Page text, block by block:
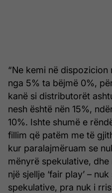
“Ne kemi në dispozicion
nga 5% ta bëjmë 0%,
kanë si distributorët
nesh është nën 15%,
10%. Ishte shumë e
fillim që patëm me të
kur paralajmëruam se
mënyrë spekulative,
një sjellje ‘fair play’ –
spekulative, pra nuk i